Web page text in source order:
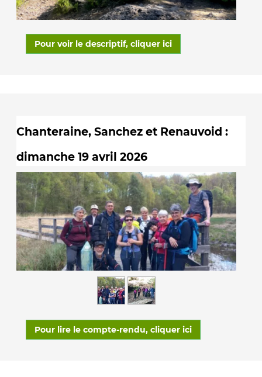
Pour voir le descriptif, cliquer ici
Chanteraine, Sanchez et Renauvoid :
dimanche 19 avril 2026
Pour lire le compte-rendu, cliquer ici